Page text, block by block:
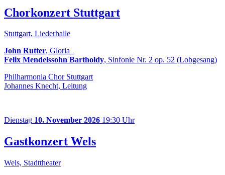
Chorkonzert Stuttgart
Stuttgart, Liederhalle
John Rutter, Gloria
Felix Mendelssohn Bartholdy, Sinfonie Nr. 2 op. 52 (Lobgesang)
Philharmonia Chor Stuttgart
Johannes Knecht, Leitung
Dienstag 10. November 2026 19:30 Uhr
Gastkonzert Wels
Wels, Stadttheater